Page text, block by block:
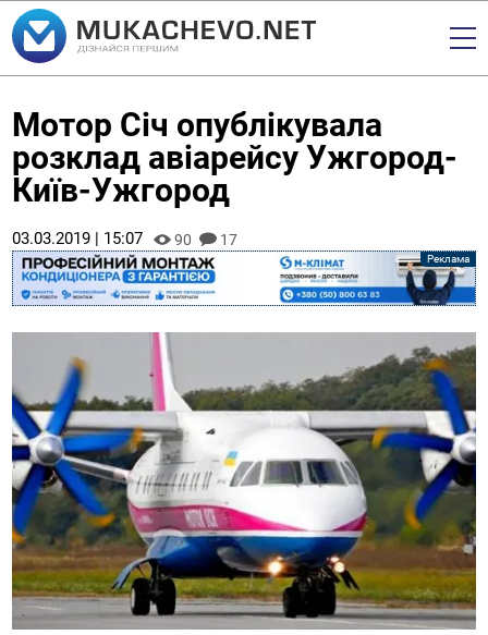
Мотор Січ опублікувала
розклад авіарейсу Ужгород-
Київ-Ужгород
03.03.2019 | 15:07 90 17